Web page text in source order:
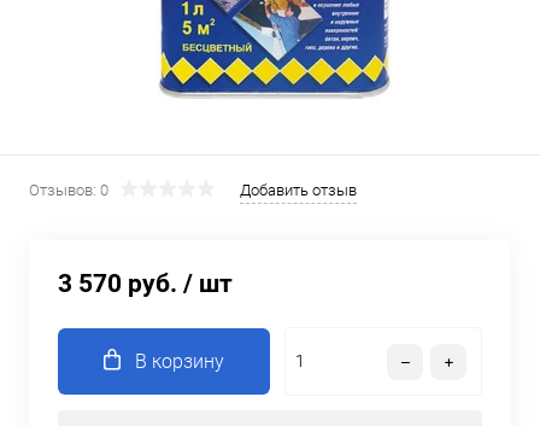
Отзывов: 0 Добавить отзыв
3 570 руб. / шт
В корзину